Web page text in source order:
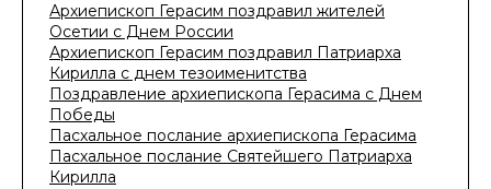
Архиепископ Герасим поздравил жителей
Осетии с Днем России
Архиепископ Герасим поздравил Патриарха
Кирилла с днем тезоименитства
Поздравление архиепископа Герасима с Днем
Победы
Пасхальное послание архиепископа Герасима
Пасхальное послание Святейшего Патриарха
Кирилла